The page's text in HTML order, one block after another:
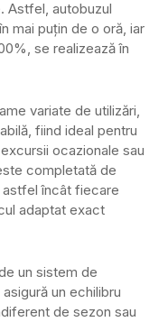
Astfel, autobuzul
mai puțin de o oră, iar
se realizează în
variate de utilizări,
fiind ideal pentru
ocazionale sau
completată de
astfel încât fiecare
adaptat exact
un sistem de
un echilibru
de sezon sau